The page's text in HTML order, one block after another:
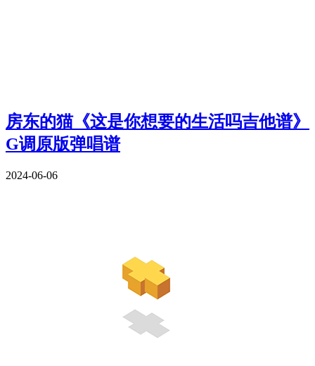
房东的猫《这是你想要的生活吗吉他谱》
G调原版弹唱谱
2024-06-06